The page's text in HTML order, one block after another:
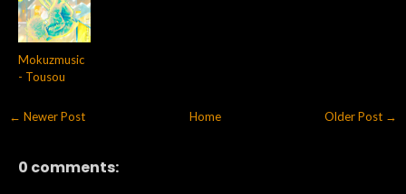
Mokuzmusic
- Tousou
← Newer Post Older Post →
Home
0 comments: